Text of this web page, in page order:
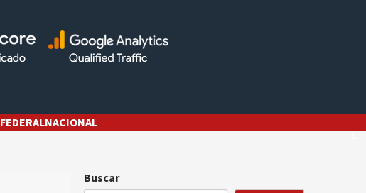
NACIONAL
Buscar